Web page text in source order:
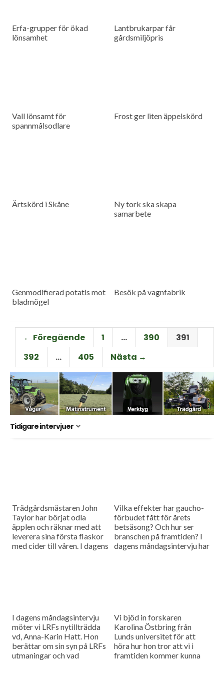
Erfa-grupper för ökad
lönsamhet
Lantbrukarpar får
gårdsmiljöpris
Vall lönsamt för
spannmålsodlare
Frost ger liten äppelskörd
Ärtskörd i Skåne
Ny tork ska skapa
samarbete
Genmodifierad potatis mot
bladmögel
Besök på vagnfabrik
← Föregående 1 … 390
391
392
… 405 Nästa →
Tidigare intervjuer
Trädgårdsmästaren John
Taylor har börjat odla
äpplen och räknar med att
leverera sina första flaskor
med cider till våren. I dagens
Vilka effekter har gaucho-
förbudet fått för årets
betsäsong? Och hur ser
branschen på framtiden? I
dagens måndagsintervju har
I dagens måndagsintervju
möter vi LRFs nytillträdda
vd, Anna-Karin Hatt. Hon
berättar om sin syn på LRFs
utmaningar och vad
Vi bjöd in forskaren
Karolina Östbring från
Lunds universitet för att
höra hur hon tror att vi i
framtiden kommer kunna